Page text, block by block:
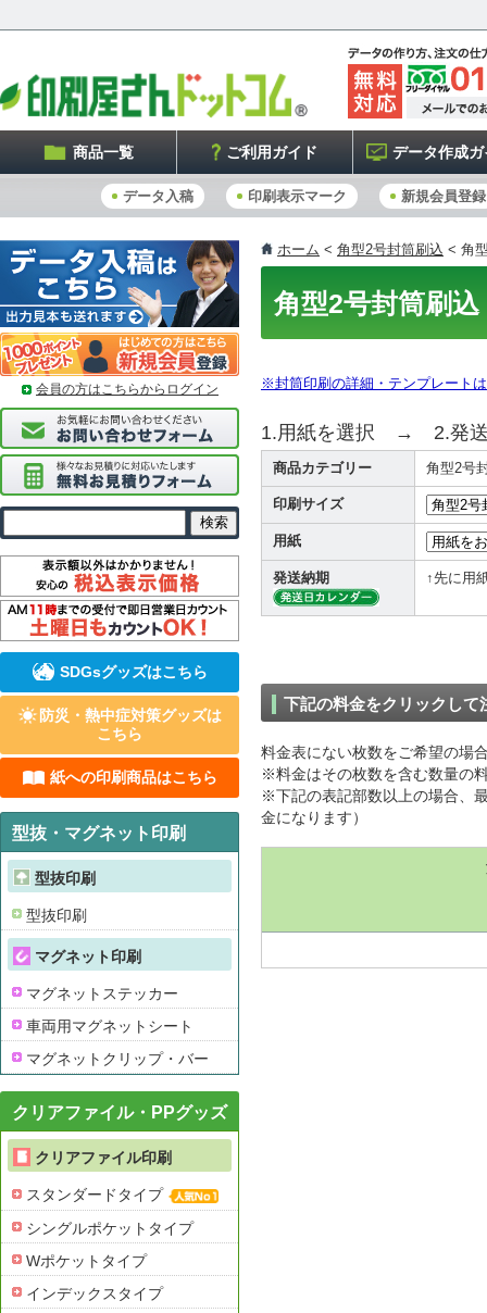
商品一覧 ご利用ガイド データ作成ガ
データ入稿 印刷表示マーク 新規会員登録
ホーム < 角型2号封筒刷込 < 角
角型2号封筒刷込
※封筒印刷の詳細・テンプレート
1.用紙を選択 → 2.発
商品カテゴリー 角型2号
印刷サイズ
用紙
発送納期 ↑先に用
下記の料金をクリックして
料金表にない枚数をご希望の場
※料金はその枚数を含む数量の
※下記の表記部数以上の場合、
金になります）
会員の方はこちらからログイン
SDGsグッズはこちら
防災・熱中症対策グッズは
こちら
紙への印刷商品はこちら
型抜・マグネット印刷
型抜印刷
型抜印刷
マグネット印刷
マグネットステッカー
車両用マグネットシート
マグネットクリップ・バー
クリアファイル・PPグッズ
クリアファイル印刷
スタンダードタイプ
シングルポケットタイプ
Wポケットタイプ
インデックスタイプ